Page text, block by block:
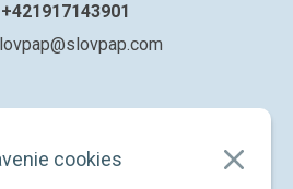
cookies
+421917143901
podmienky